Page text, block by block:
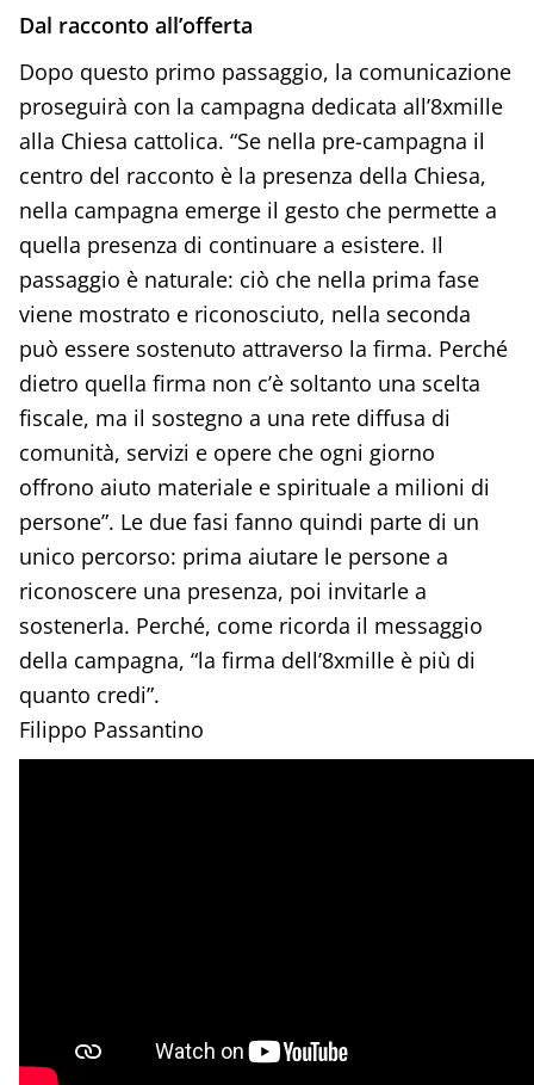
Dal racconto all’offerta
Dopo questo primo passaggio, la comunicazione
proseguirà con la campagna dedicata all’8xmille
alla Chiesa cattolica. “Se nella pre-campagna il
centro del racconto è la presenza della Chiesa,
nella campagna emerge il gesto che permette a
quella presenza di continuare a esistere. Il
passaggio è naturale: ciò che nella prima fase
viene mostrato e riconosciuto, nella seconda
può essere sostenuto attraverso la firma. Perché
dietro quella firma non c’è soltanto una scelta
fiscale, ma il sostegno a una rete diffusa di
comunità, servizi e opere che ogni giorno
offrono aiuto materiale e spirituale a milioni di
persone”. Le due fasi fanno quindi parte di un
unico percorso: prima aiutare le persone a
riconoscere una presenza, poi invitarle a
sostenerla. Perché, come ricorda il messaggio
della campagna, “la firma dell’8xmille è più di
quanto credi”.
Filippo Passantino